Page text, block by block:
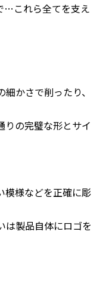
…これら全てを支え
かさで削ったり、
りの完璧な形とサイ
模様などを正確に彫
は製品自体にロゴを